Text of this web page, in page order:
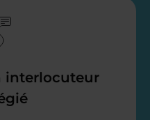
interlocuteur